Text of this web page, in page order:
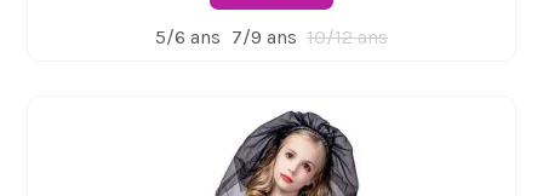
5/6 ans 7/9 ans 10/12 ans